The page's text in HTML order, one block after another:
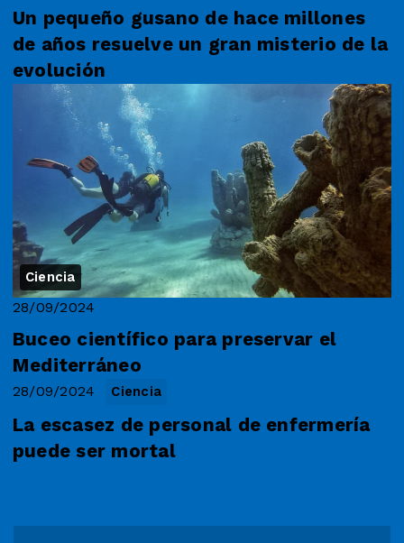
Un pequeño gusano de hace millones
de años resuelve un gran misterio de la
evolución
Ciencia
28/09/2024
Buceo científico para preservar el
Mediterráneo
Ciencia
28/09/2024
La escasez de personal de enfermería
puede ser mortal